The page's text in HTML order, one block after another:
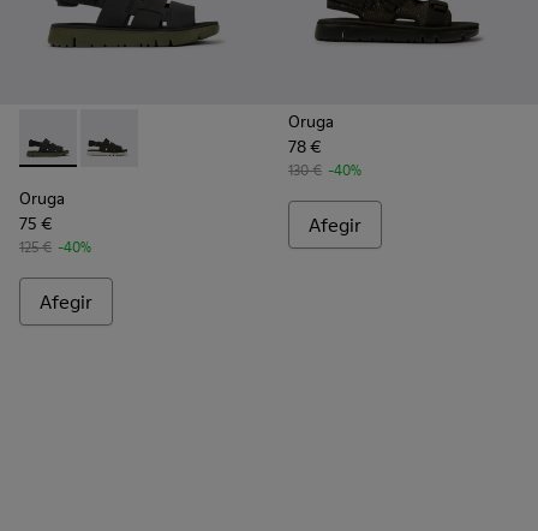
Oruga - K100470-013 - Sandàlies negres de pell i tèxtil Per a
Oruga - K100470-006 - Sandàlia de color negre per
Oruga
75 €
125 € -40%
Afegir
Oruga
78 €
130 € -40%
Afegir